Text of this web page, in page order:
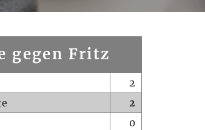
gegen Fritz
2
2
0